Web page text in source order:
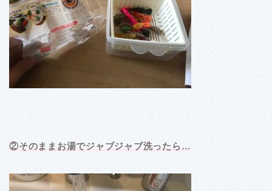
②そのままお湯でジャブジャブ洗ったら…